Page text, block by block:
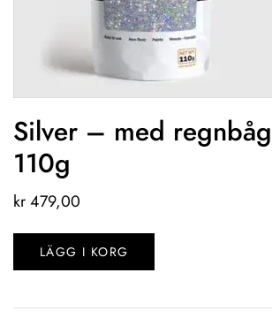
Silver – med
110g
kr479,00
LÄGG I KORG